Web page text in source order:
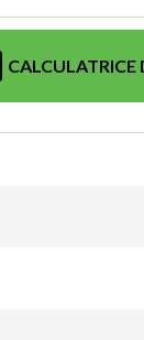
CALCULATRICE